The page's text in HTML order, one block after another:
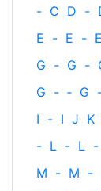
- C D -
E - E - E
G - G -
G - ‐ G
I - I J K
- L - L -
M - M -